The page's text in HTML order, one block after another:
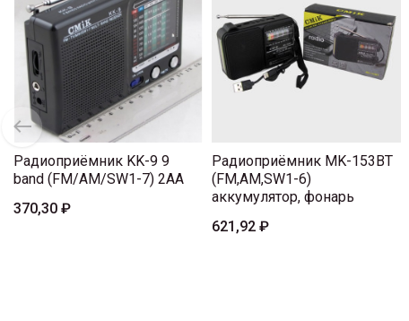
Радиоприёмник KK-9 9
band (FM/AM/SW1-7) 2AА
370,30 ₽
Радиоприёмник MK-153BT
(FM,AM,SW1-6)
аккумулятор, фонарь
621,92 ₽